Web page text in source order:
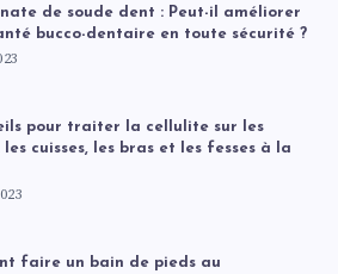
de soude dent : Peut-il améliorer
bucco-dentaire en toute sécurité ?
pour traiter la cellulite sur les
les cuisses, les bras et les fesses à la
faire un bain de pieds au